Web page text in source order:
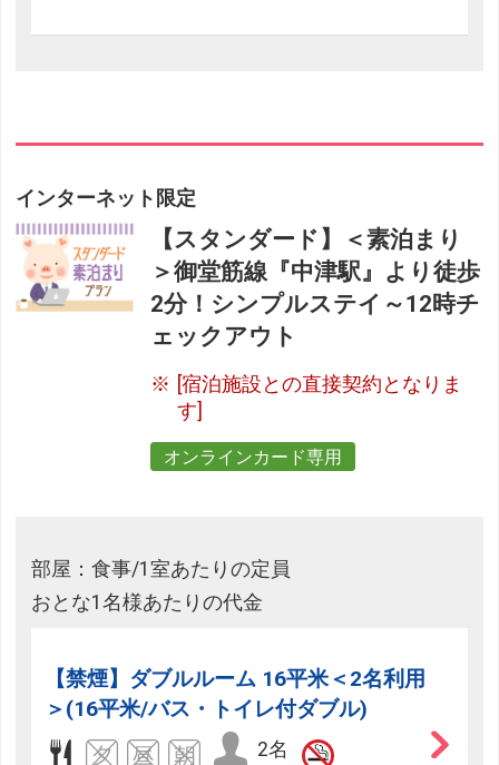
インターネット限定
【スタンダード】＜素泊まり
＞御堂筋線『中津駅』より徒歩
2分！シンプルステイ～12時チ
ェックアウト
[宿泊施設との直接契約となりま
す]
オンラインカード専用
部屋：食事/1室あたりの定員
おとな1名様あたりの代金
【禁煙】ダブルルーム 16平米＜2名利用
＞(16平米/バス・トイレ付ダブル)
2名